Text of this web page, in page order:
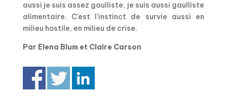
aussi je suis assez gaulliste, je suis aussi gaulliste
alimentaire. C’est l’instinct de survie aussi en
milieu hostile, en milieu de crise.
Par Elena Blum et Claire Carson